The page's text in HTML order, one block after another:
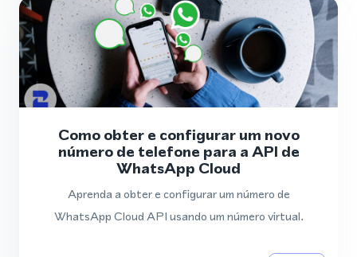
Como obter e configurar um novo
número de telefone para a API de
WhatsApp Cloud
Aprenda a obter e configurar um número de
WhatsApp Cloud API usando um número virtual.